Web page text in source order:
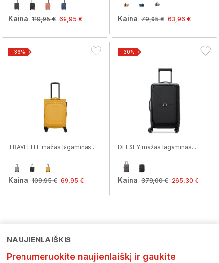
Kaina 119,95 € 69,95 € Kaina 79,95 € 63,96 €
−36%
TRAVELITE mažas lagaminas...
Kaina 109,95 € 69,95 €
−30%
DELSEY mažas lagaminas...
Kaina 379,00 € 265,30 €
NAUJIENLAIŠKIS
Prenumeruokite naujienlaiškį ir gaukite